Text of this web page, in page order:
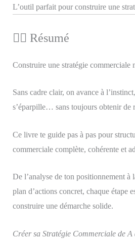
Ac’Com
L’outil parfait pour construire une
🕵️‍♀️ Résumé
Construire une stratégie commerciale
Sans cadre clair, on avance à
s’éparpille… sans toujours obtenir de
Ce livre te guide pas à pas pour
commerciale complète, cohérente et
De l’analyse de ton positionnement à
plan d’actions concret, chaque étape
construire une démarche solide.
Créer sa Stratégie Commerciale de A